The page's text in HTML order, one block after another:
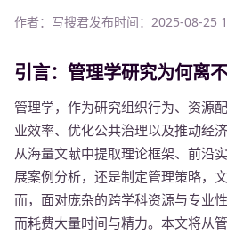
作者： 写搜君发布时间： 2025-08-25
引言：管理学研究为何离
管理学，作为研究组织行为、资源
业效率、优化公共治理以及推动经
从海量文献中提取理论框架、前沿
展案例分析，还是制定管理策略，
而，面对庞杂的跨学科资源与专业
而耗费大量时间与精力。本文将从